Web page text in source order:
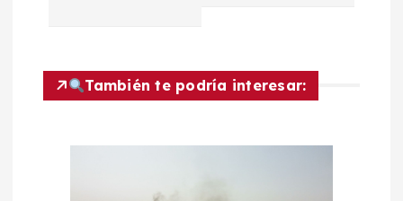
a
También te podría interesar: